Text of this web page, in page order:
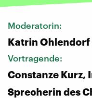
Moderatorin:
Katrin Ohlendorf
Vortragende:
Constanze
Sprecherin des